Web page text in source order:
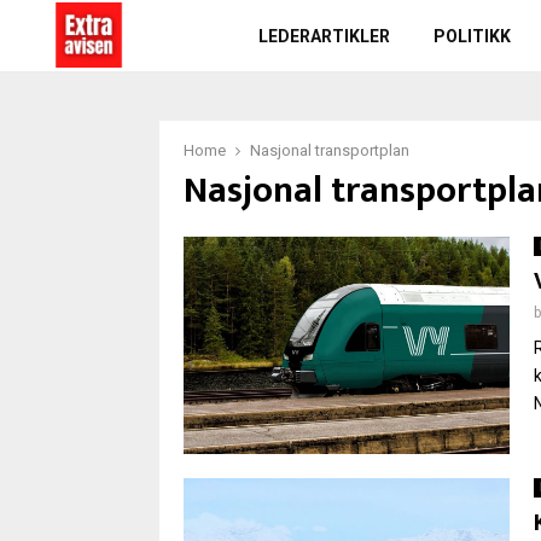
LEDERARTIKLER POLITIKK
Home Nasjonal transportplan
Nasjonal